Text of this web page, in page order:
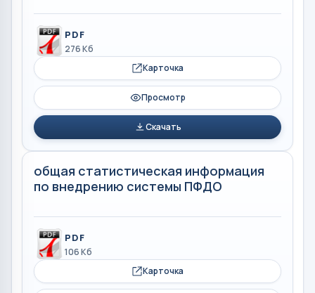
PDF
276 Кб
Карточка
Просмотр
Скачать
общая статистическая информация
по внедрению системы ПФДО
PDF
106 Кб
Карточка